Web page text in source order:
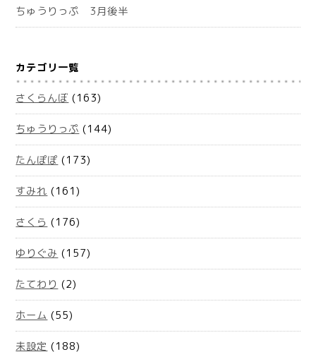
ちゅうりっぷ 3月後半
カテゴリ一覧
さくらんぼ (163)
ちゅうりっぷ (144)
たんぽぽ (173)
すみれ (161)
さくら (176)
ゆりぐみ (157)
たてわり (2)
ホーム (55)
未設定 (188)